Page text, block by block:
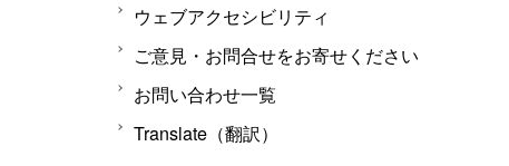
ウェブアクセシビリティ
ご意見・お問合せをお寄せください
お問い合わせ一覧
Translate（翻訳）